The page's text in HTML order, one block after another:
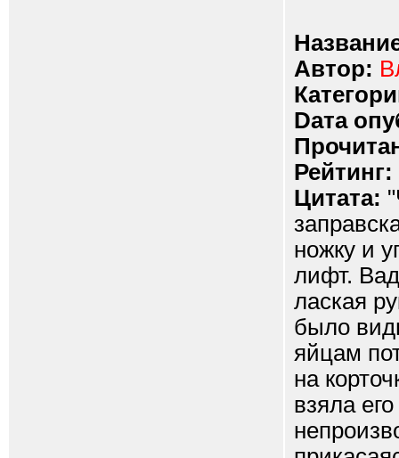
Автор:
Dата
Рейтинг:
Цитата:
ножку и
лифт.
лаская
было
яйцам
на
взяла